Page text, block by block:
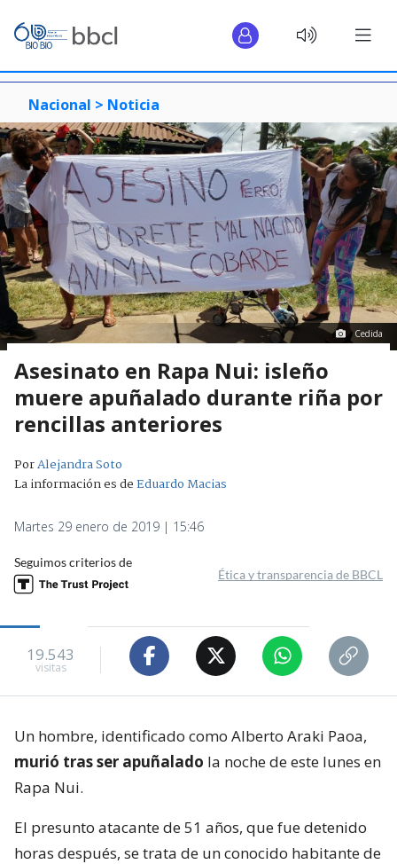
Nacional > Noticia
Cedida
Asesinato en Rapa Nui: isleño
muere apuñalado durante riña por
rencillas anteriores
PorAlejandra Soto
La información es deEduardo Macias
Martes 29 enero de 2019 | 15:46
Seguimos criterios de
Ética y transparencia de BBCL
19.543
visitas
Un hombre, identificado como Alberto Araki Paoa,
murió tras ser apuñalado la noche de este lunes en
Rapa Nui.
El presunto atacante de 51 años, que fue detenido
horas después, se trata de un conocido habitante de